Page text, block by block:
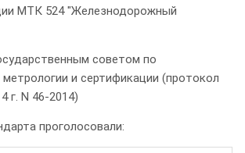
МТК 524 "Железнодорожный
советом по
и сертификации (протокол
г. N 46-2014)
проголосовали: